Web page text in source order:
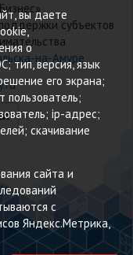
субъектов
на-Амуре
вы даете
о
тип, версия, язык
его экрана;
пользователь;
ip-адрес;
скачивание
сайта и
с
Яндекс.Метрика,